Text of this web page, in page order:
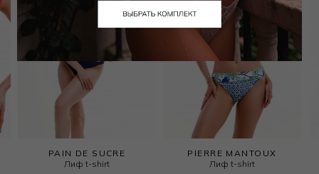
PAIN DE SUCRE
Лиф t-shirt
PIERRE MANTOUX
Лиф t-shirt